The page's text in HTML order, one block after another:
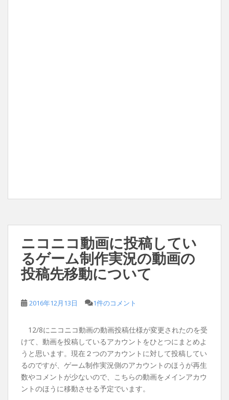
ニコニコ動画に投稿してい
るゲーム制作実況の動画の
投稿先移動について
2016年12月13日 1件のコメント
12/8にニコニコ動画の動画投稿仕様が変更されたのを受
けて、動画を投稿しているアカウントをひとつにまとめよ
うと思います。現在２つのアカウントに対して投稿してい
るのですが、ゲーム制作実況側のアカウントのほうが再生
数やコメントが少ないので、こちらの動画をメインアカウ
ントのほうに移動させる予定でいます。